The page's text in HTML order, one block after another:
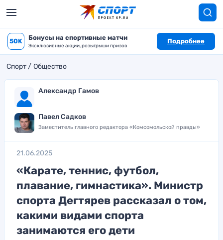
50K Бонусы на спортивные матчи
Эксклюзивные акции, розыгрыши призов
Подробнее
Спорт Общество
Александр Гамов
Павел Садков
Заместитель главного редактора «Комсомольской правды»
21.06.2025
«Карате, теннис, футбол,
плавание, гимнастика». Министр
спорта Дегтярев рассказал о том,
какими видами спорта
занимаются его дети